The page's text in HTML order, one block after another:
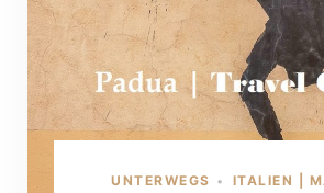
UNTERWEGS • ITALIEN |